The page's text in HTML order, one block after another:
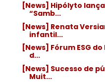
[News] Hipólyto
“Samb...
[News] Renata
infantil...
[News] Fórum ESG
d...
[News] Sucesso de
Muit...